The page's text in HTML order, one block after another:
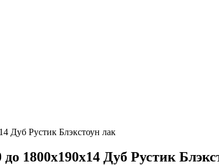
Дуб Рустик Блэкстоун лак
1800х190х14 Дуб Рустик